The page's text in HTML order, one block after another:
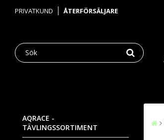
PRIVATKUND ÅTERFÖRSÄLJARE
AQRACE -
TÄVLINGSSORTIMENT